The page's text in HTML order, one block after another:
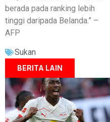
berada pada ranking lebih
tinggi daripada Belanda.” –
AFP
Sukan
BERITA LAIN